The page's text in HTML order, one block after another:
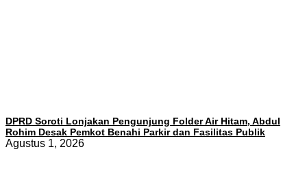
DPRD Soroti Lonjakan Pengunjung Folder Air Hitam, Abdul
Rohim Desak Pemkot Benahi Parkir dan Fasilitas Publik
Agustus 1, 2026